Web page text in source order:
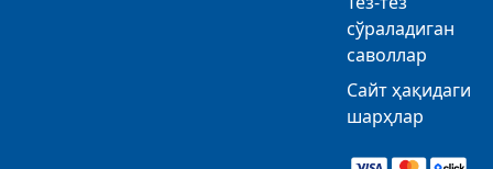
сўраладиган
саволлар
Сайт ҳақидаги
шарҳлар